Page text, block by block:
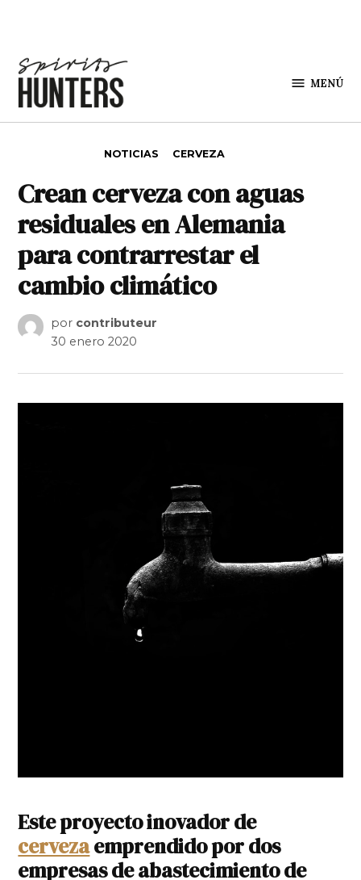
MENÚ
NOTICIAS CERVEZA
Crean cerveza con aguas
residuales en Alemania
para contrarrestar el
cambio climático
por contributeur
30 enero 2020
Este proyecto inovador de
cervezaemprendido por dos
empresas de abastecimiento de